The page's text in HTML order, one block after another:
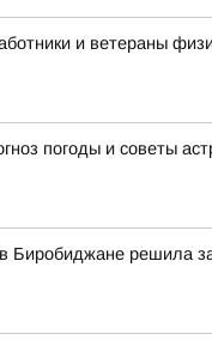
и ветераны
погоды и советы
Биробиджане решила